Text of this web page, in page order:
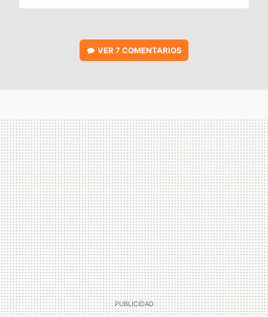
VER7 COMENTARIOS